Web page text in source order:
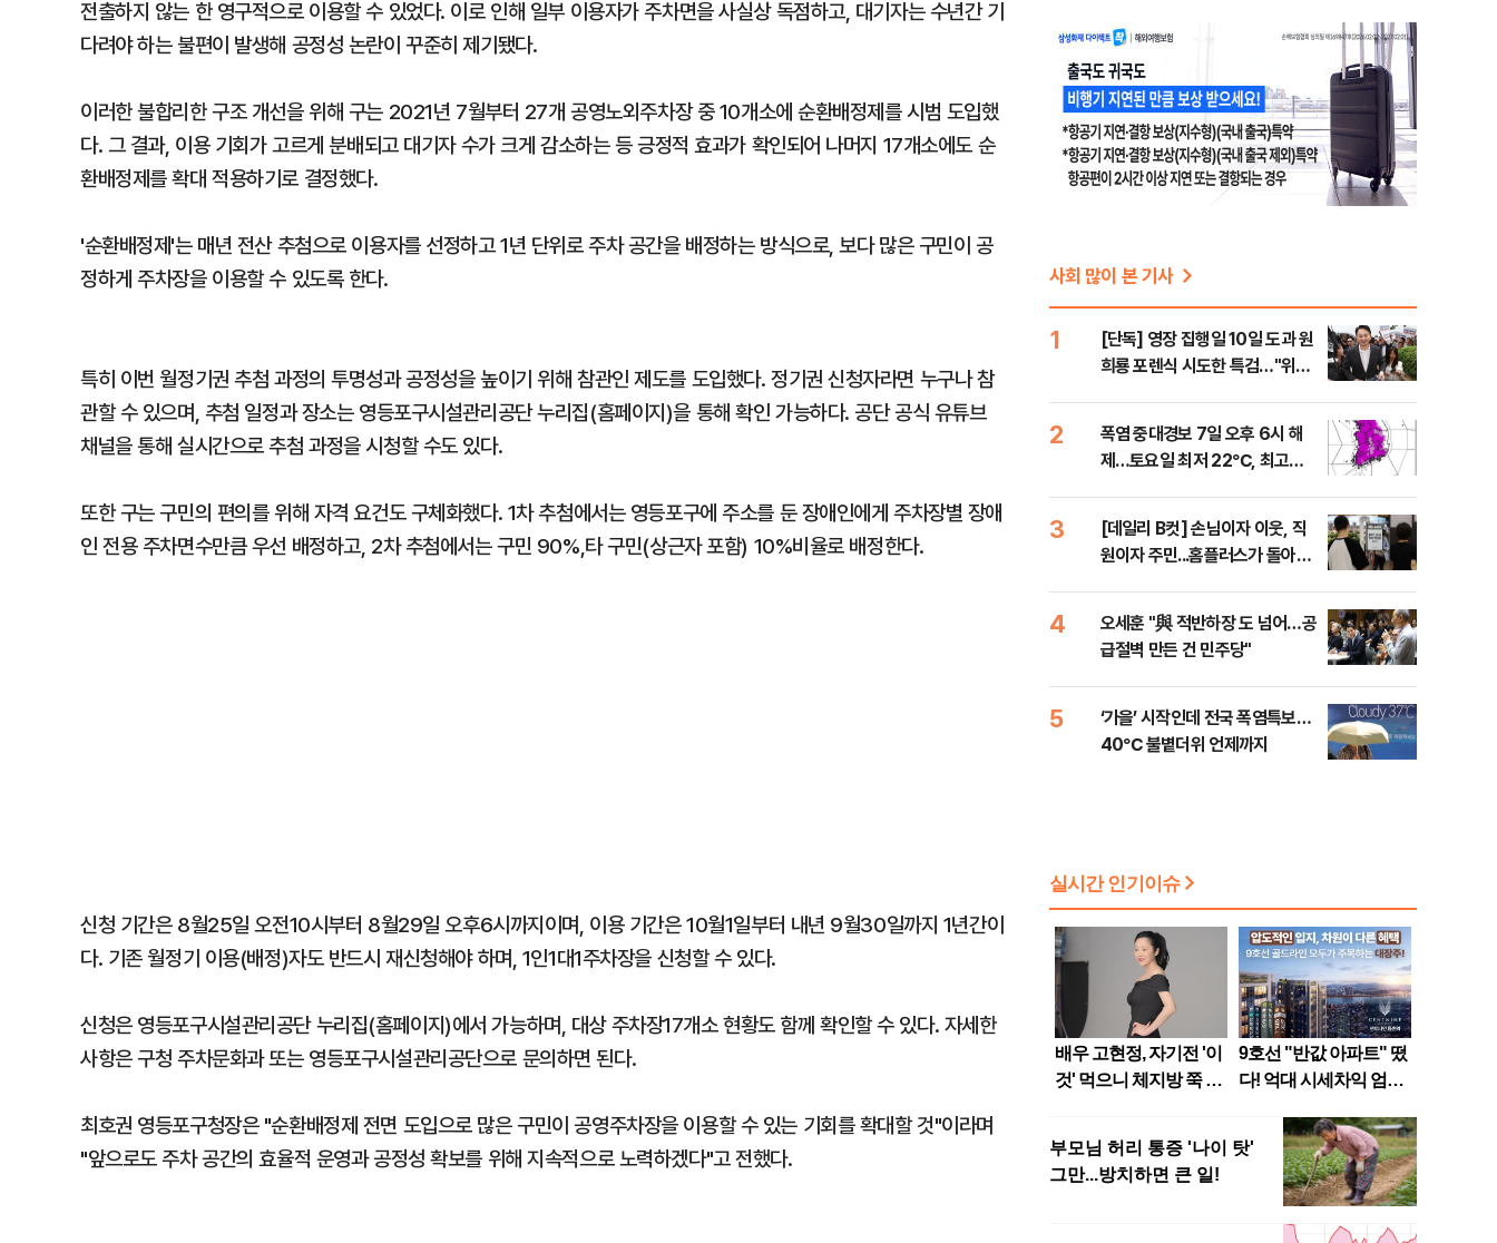
전출하지 않는 한 영구적으로 이용할 수 있었다. 이로 인해 일부 이용자가 주차면을 사실상 독점하고, 대기자는 수년간 기
다려야 하는 불편이 발생해 공정성 논란이 꾸준히 제기됐다.
이러한 불합리한 구조 개선을 위해 구는 2021년 7월부터 27개 공영노외주차장 중 10개소에 순환배정제를 시범 도입했
다. 그 결과, 이용 기회가 고르게 분배되고 대기자 수가 크게 감소하는 등 긍정적 효과가 확인되어 나머지 17개소에도 순
환배정제를 확대 적용하기로 결정했다.
'순환배정제'는 매년 전산 추첨으로 이용자를 선정하고 1년 단위로 주차 공간을 배정하는 방식으로, 보다 많은 구민이 공
정하게 주차장을 이용할 수 있도록 한다.
특히 이번 월정기권 추첨 과정의 투명성과 공정성을 높이기 위해 참관인 제도를 도입했다. 정기권 신청자라면 누구나 참
관할 수 있으며, 추첨 일정과 장소는 영등포구시설관리공단 누리집(홈페이지)을 통해 확인 가능하다. 공단 공식 유튜브
채널을 통해 실시간으로 추첨 과정을 시청할 수도 있다.
또한 구는 구민의 편의를 위해 자격 요건도 구체화했다. 1차 추첨에서는 영등포구에 주소를 둔 장애인에게 주차장별 장애
인 전용 주차면수만큼 우선 배정하고, 2차 추첨에서는 구민 90%,타 구민(상근자 포함) 10%비율로 배정한다.
신청 기간은 8월25일 오전10시부터 8월29일 오후6시까지이며, 이용 기간은 10월1일부터 내년 9월30일까지 1년간이
다. 기존 월정기 이용(배정)자도 반드시 재신청해야 하며, 1인1대1주차장을 신청할 수 있다.
신청은 영등포구시설관리공단 누리집(홈페이지)에서 가능하며, 대상 주차장17개소 현황도 함께 확인할 수 있다. 자세한
사항은 구청 주차문화과 또는 영등포구시설관리공단으로 문의하면 된다.
최호권 영등포구청장은 "순환배정제 전면 도입으로 많은 구민이 공영주차장을 이용할 수 있는 기회를 확대할 것"이라며
"앞으로도 주차 공간의 효율적 운영과 공정성 확보를 위해 지속적으로 노력하겠다"고 전했다.
사회 많이 본 기사
1
[단독] 영장 집행일 10일 도과 원
희룡 포렌식 시도한 특검…"위법
2
폭염 중대경보 7일 오후 6시 해
제…토요일 최저 22℃, 최고
3
[데일리 B컷] 손님이자 이웃, 직
원이자 주민...홈플러스가 돌아왔
4
오세훈 "與 적반하장 도 넘어…공
급절벽 만든 건 민주당"
5
‘가을’ 시작인데 전국 폭염특보…
40℃ 불볕더위 언제까지